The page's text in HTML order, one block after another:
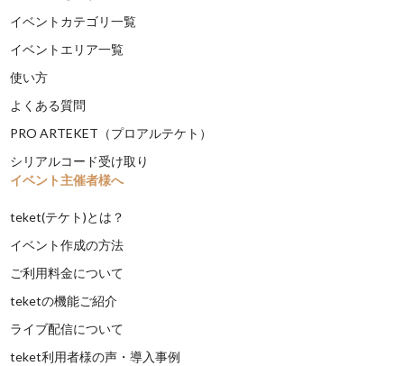
イベントカテゴリ一覧
イベントエリア一覧
使い方
よくある質問
PRO ARTEKET（プロアルテケト）
シリアルコード受け取り
イベント主催者様へ
teket(テケト)とは？
イベント作成の方法
ご利用料金について
teketの機能ご紹介
ライブ配信について
teket利用者様の声・導入事例